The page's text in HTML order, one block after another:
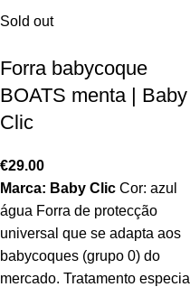
Sold out
Forra babycoque
BOATS menta | Baby
Clic
€29.00
Marca: Baby Clic Cor: azul
água Forra de protecção
universal que se adapta aos
babycoques (grupo 0) do
mercado. Tratamento especial